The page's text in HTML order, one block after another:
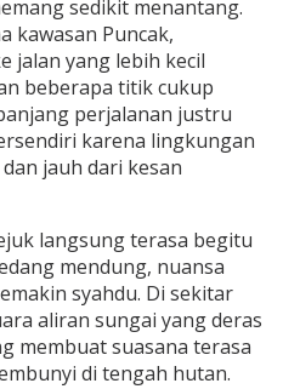
sedikit menantang.
kawasan Puncak,
jalan yang lebih kecil
beberapa titik cukup
perjalanan justru
karena lingkungan
jauh dari kesan
langsung terasa begitu
mendung, nuansa
syahdu. Di sekitar
aliran sungai yang deras
membuat suasana terasa
di tengah hutan.